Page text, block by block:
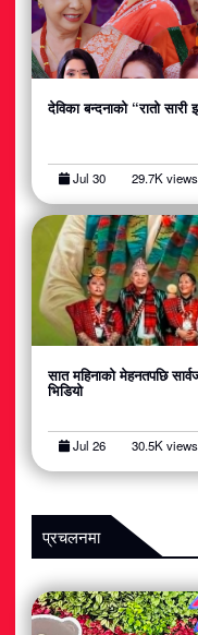
देविका बन्दनाको “रातो
Jul 30 29.7K
सात महिनाको मेहनतपछि
भिडियो
Jul 26 30.5K
प्रचलनमा